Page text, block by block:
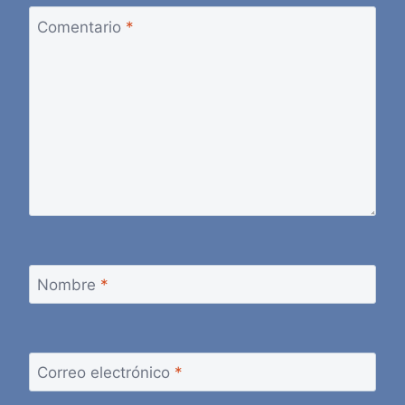
Comentario *
Nombre *
Correo electrónico *